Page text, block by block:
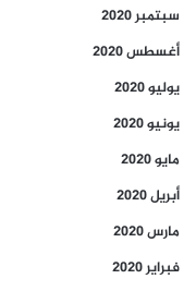
سبتمبر 2020
أغسطس 2020
يوليو 2020
يونيو 2020
مايو 2020
أبريل 2020
مارس 2020
فبراير 2020